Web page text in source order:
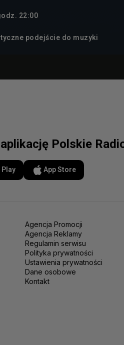
22:00
podejście do muzyki
Polskie
App Store
Agencja Promocji
Agencja Reklamy
Regulamin serwisu
Polityka prywatności
Ustawienia prywatności
Dane osobowe
Kontakt